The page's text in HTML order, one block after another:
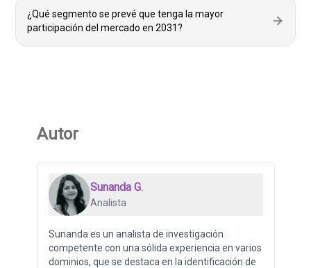
¿Qué segmento se prevé que tenga la mayor
participación del mercado en 2031?
Autor
Sunanda G.
Analista
Sunanda es un analista de investigación
competente con una sólida experiencia en varios
dominios, que se destaca en la identificación de